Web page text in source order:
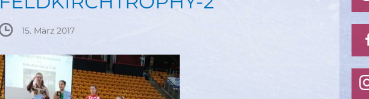
15. März 2017